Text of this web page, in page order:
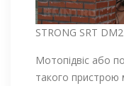
STRONG SRT
Мотопідвіс або
такого пристрою